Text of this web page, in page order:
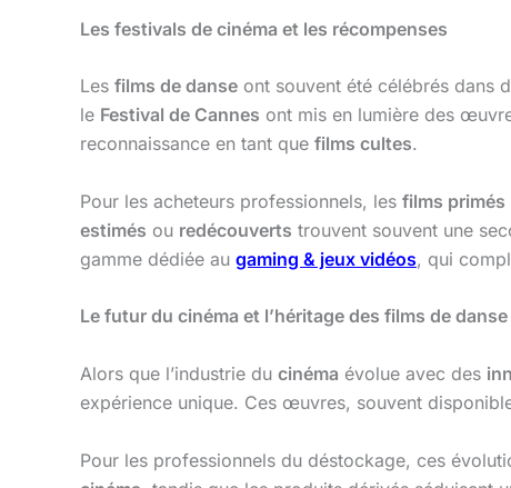
Les festivals de cinéma et les récompenses
Les films de danse ont souvent été célébrés dans
le Festival de Cannes ont mis en lumière des
reconnaissance en tant que films cultes.
Pour les acheteurs professionnels, les films primés
estimés ou redécouverts trouvent souvent une
gamme dédiée au gaming & jeux vidéos, qui
Le futur du cinéma et l’héritage des films de danse
Alors que l’industrie du cinéma évolue avec des
expérience unique. Ces œuvres, souvent
Pour les professionnels du déstockage, ces